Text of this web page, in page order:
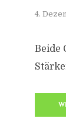
4.
Beide